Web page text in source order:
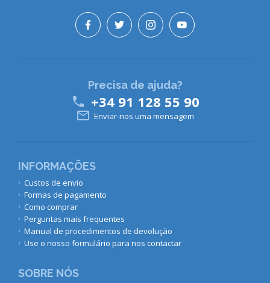
INFORMAÇÕES
Custos de envio
Formas de pagamento
Como comprar
Perguntas mais frequentes
Manual de procedimentos de devolução
Use o nosso formulário para nos contactar
SOBRE NÓS
Precisa de ajuda?
 +34 91 128 55 90
 Enviar-nos uma mensagem